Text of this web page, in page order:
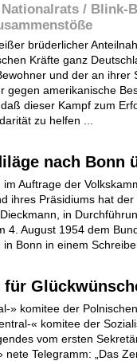
/ Blink-
brüderlicher
Kräfte ganz
und der an ihrer
gegen amerikanische
dieser Kampf zum
zu helfen ...
nach Bonn
Auftrage der
ihres Präsidiums hat
in
4. August 1954 dem
Bonn in einem
für
» komitee der
« komitee der
vom ersten
nete Telegramm: „Das